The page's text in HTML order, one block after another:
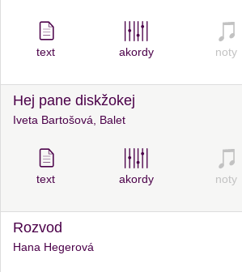
text akordy noty
Hej pane diskžokej
Iveta Bartošová, Balet
text akordy noty
Rozvod
Hana Hegerová